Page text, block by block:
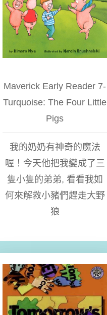
Maverick Early Reader 7-
Turquoise: The Four Little
Pigs
我的奶奶有神奇的魔法
喔！今天他把我變成了三
隻小隻的弟弟, 看看我如
何來解救小豬們趕走大野
狼